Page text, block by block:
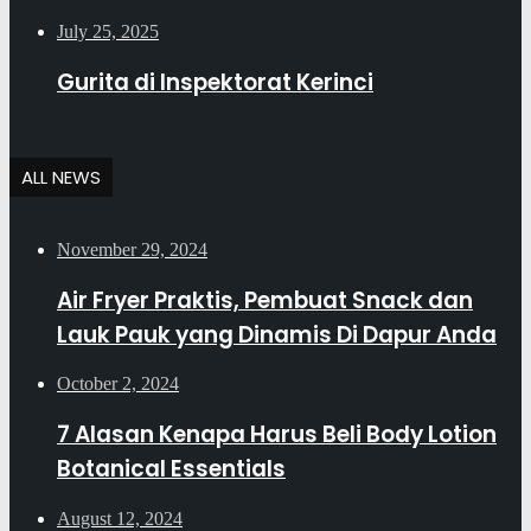
July 25, 2025
Gurita di Inspektorat Kerinci
ALL NEWS
November 29, 2024
Air Fryer Praktis, Pembuat Snack dan
Lauk Pauk yang Dinamis Di Dapur Anda
October 2, 2024
7 Alasan Kenapa Harus Beli Body Lotion
Botanical Essentials
August 12, 2024